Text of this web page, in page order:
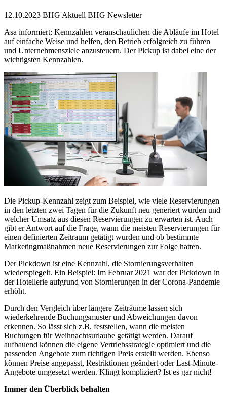
12.10.2023 BHG Aktuell BHG Newsletter
Asa informiert: Kennzahlen veranschaulichen die Abläufe im Hotel
auf einfache Weise und helfen, den Betrieb erfolgreich zu führen
und Unternehmensziele anzusteuern. Der Pickup ist dabei eine der
wichtigsten Kennzahlen.
Die Pickup-Kennzahl zeigt zum Beispiel, wie viele Reservierungen
in den letzten zwei Tagen für die Zukunft neu generiert wurden und
welcher Umsatz aus diesen Reservierungen zu erwarten ist. Auch
gibt er Antwort auf die Frage, wann die meisten Reservierungen für
einen definierten Zeitraum getätigt wurden und ob bestimmte
Marketingmaßnahmen neue Reservierungen zur Folge hatten.
Der Pickdown ist eine Kennzahl, die Stornierungsverhalten
wiederspiegelt. Ein Beispiel: Im Februar 2021 war der Pickdown in
der Hotellerie aufgrund von Stornierungen in der Corona-Pandemie
erhöht.
Durch den Vergleich über längere Zeiträume lassen sich
wiederkehrende Buchungsmuster und Abweichungen davon
erkennen. So lässt sich z.B. feststellen, wann die meisten
Buchungen für Weihnachtsurlaube getätigt werden. Darauf
aufbauend können die eigene Vertriebsstrategie optimiert und die
passenden Angebote zum richtigen Preis erstellt werden. Ebenso
können Preise angepasst, Restriktionen geändert oder Last-Minute-
Angebote umgesetzt werden. Klingt kompliziert? Ist es gar nicht!
Immer den Überblick behalten